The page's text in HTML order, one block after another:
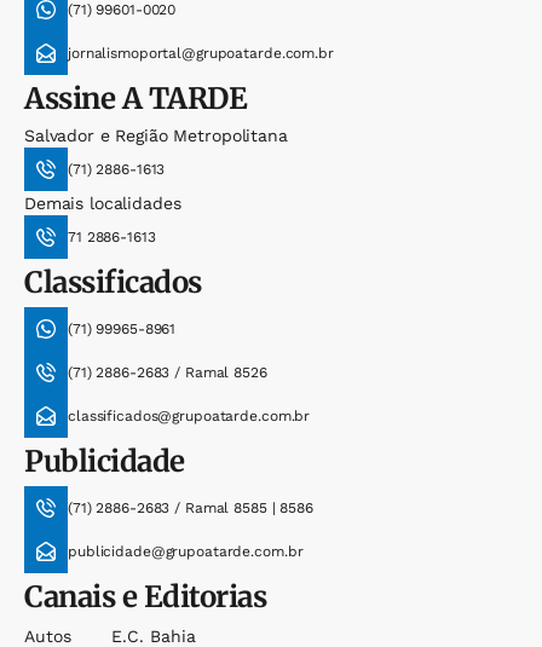
(71) 99601-0020
jornalismoportal@grupoatarde.com.br
AssineA TARDE
Salvador e Região Metropolitana
(71) 2886-1613
Demais localidades
71 2886-1613
Classificados
(71) 99965-8961
(71) 2886-2683 / Ramal 8526
classificados@grupoatarde.com.br
Publicidade
(71) 2886-2683 / Ramal 8585 | 8586
publicidade@grupoatarde.com.br
Canais e Editorias
Autos
E.c. Bahia